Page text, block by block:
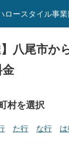
ースタイル事業
】八尾市か
村を選択
た行 な行